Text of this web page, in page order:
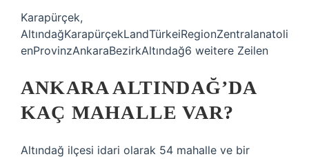
Karapürçek,
AltındağKarapürçekLandTürkeiRegionZentralanatoli
enProvinzAnkaraBezirkAltındağ6 weitere Zeilen
ANKARA ALTINDAĞ’DA
KAÇ MAHALLE VAR?
Altındağ ilçesi idari olarak 54 mahalle ve bir